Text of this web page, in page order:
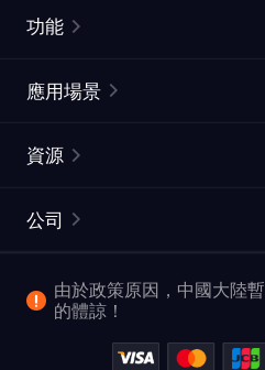
靜態住宅代理
網頁擷取 API
視頻下載 API
功能
ISP代理
ProxySite
應用場景
市場研究
爬行和索引
查看所有使用案例
資源
常見問題解答
位置
公司
企業服務
反洗錢合規計劃
由於政策原因，中國大陸
的體諒！